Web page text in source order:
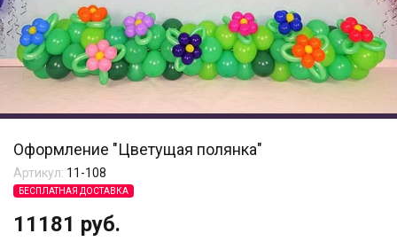
Оформление "Цветущая полянка"
Артикул: 11-108
БЕСПЛАТНАЯ ДОСТАВКА
11181 руб.